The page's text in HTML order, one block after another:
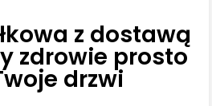
z dostawą
zdrowie prosto
drzwi